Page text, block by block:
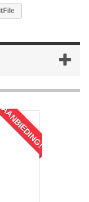
AANBIEDING!